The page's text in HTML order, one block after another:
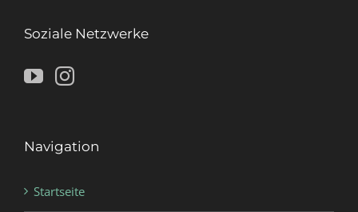
Soziale Netzwerke
Navigation
Startseite